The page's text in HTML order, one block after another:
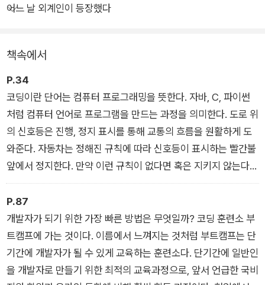
코 먼 세상이 아님을 깨닫게 해준다.
지 모르겠다는 이유로 머뭇거리는 경우가 많다. 인터넷에 떠도는
수많은 정보 중 무엇이 지금 나에게 필요한 정보인지 가려내는 일
부터가 쉽지 않다. 『내 손 위의 코딩』은 바로 이런 이들을 위해 쓰
였다. 현직 개발자의 생생한 커리어 경험과 IT 교육 현장의 실제
사례를 토대로, 입문자에게 실질적으로 도움이 되는 코딩 학습 루
트를 정리한다.
어느 날 외계인이 등장했다
책속에서
P.34
코딩이란 단어는 컴퓨터 프로그래밍을 뜻한다. 자바, C, 파이썬
처럼 컴퓨터 언어로 프로그램을 만드는 과정을 의미한다. 도로 위
의 신호등은 진행, 정지 표시를 통해 교통의 흐름을 원활하게 도
와준다. 자동차는 정해진 규칙에 따라 신호등이 표시하는 빨간불
앞에서 정지한다. 만약 이런 규칙이 없다면 혹은 지키지 않는다면
도로 위는 무법지대가 될 것이다. 코딩은 신호등처럼 컴퓨터의 흐
름을 제어한다. 그런 신호등을 만드는 사람이 바로 개발자다.
P.87
개발자가 되기 위한 가장 빠른 방법은 무엇일까? 코딩 훈련소 부
트캠프에 가는 것이다. 이름에서 느껴지는 것처럼 부트캠프는 단
기간에 개발자가 될 수 있게 교육하는 훈련소다. 단기간에 일반인
을 개발자로 만들기 위한 최적의 교육과정으로, 앞서 언급한 국비